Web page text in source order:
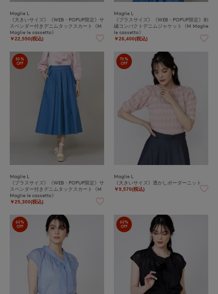
Maglie L
《大きいサイズ》《WEB・POPUP限定》サ
スペンダー付きデニムタックスカート《M
Maglie le cassetto》
￥22,550(税込)
Maglie L
《プラスサイズ》《WEB・POPUP限定》刺
繍コンパクトデニムジャケット《M Maglie
le cassetto》
￥26,400(税込)
50%
OFF
Maglie L
《プラスサイズ》《WEB・POPUP限定》サ
スペンダー付きデニムタックスカート《M
Maglie le cassetto》
￥25,300(税込)
70%
OFF
Maglie L
《大きいサイズ》透かしボーダーニット
￥9,570(税込)
60%
OFF
60%
OFF